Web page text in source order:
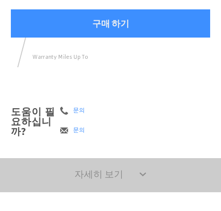
구매 하기
Warranty Miles Up To
도움이 필
요하십니
까?
문의
문의
자세히 보기